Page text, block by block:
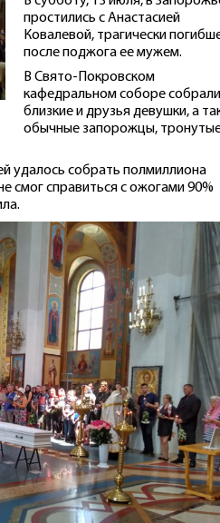
простились с Анастасией
Ковалевой, трагически
после поджога ее мужем.
В Свято-Покровском
кафедральном соборе
близкие и друзья девушки, а
обычные запорожцы,
удалось собрать полмиллиона
смог справиться с ожогами 90%